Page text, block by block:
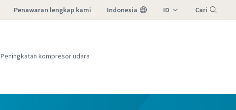
penawaran lengkap kami Indonesia ID Cari
Peningkatan kompresor udara